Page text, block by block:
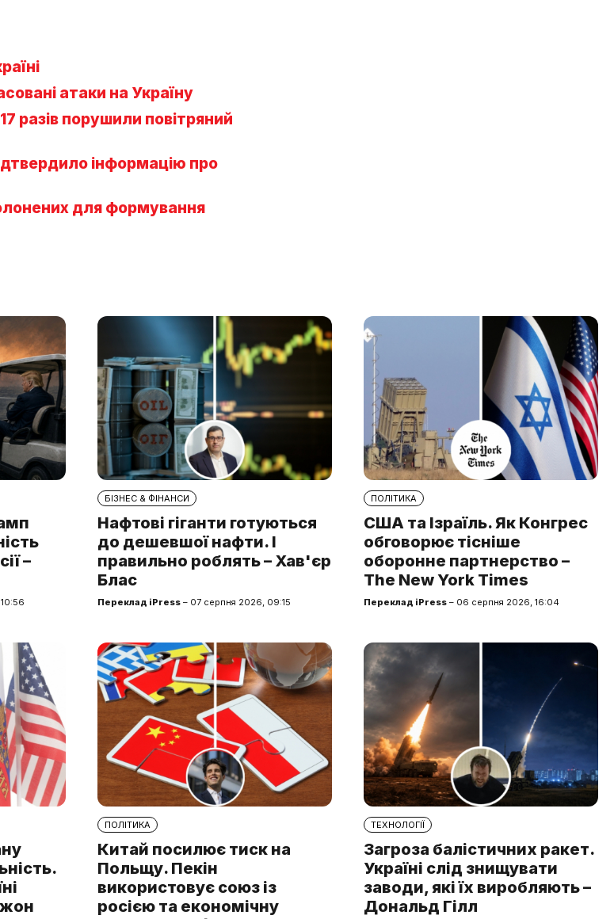
атаки на Україну
разів порушили повітряний
інформацію про
для формування
–
БІЗНЕС & ФІНАНСИ
Нафтові гіганти готуються
до дешевшої нафти. І
правильно роблять – Хав'єр
Блас
Переклад iPress – 07 серпня 2026, 09:15
ПОЛІТИКА
США та Ізраїль. Як Конгрес
обговорює тісніше
оборонне партнерство –
The New York Times
Переклад iPress – 06 серпня 2026, 16:04
ПОЛІТИКА
Китай посилює тиск на
Польщу. Пекін
використовує союз із
росією та економічну
ТЕХНОЛОГІЇ
Загроза балістичних ракет.
Україні слід знищувати
заводи, які їх виробляють –
Дональд Гілл